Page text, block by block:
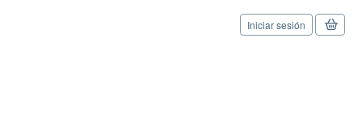
Iniciar sesión